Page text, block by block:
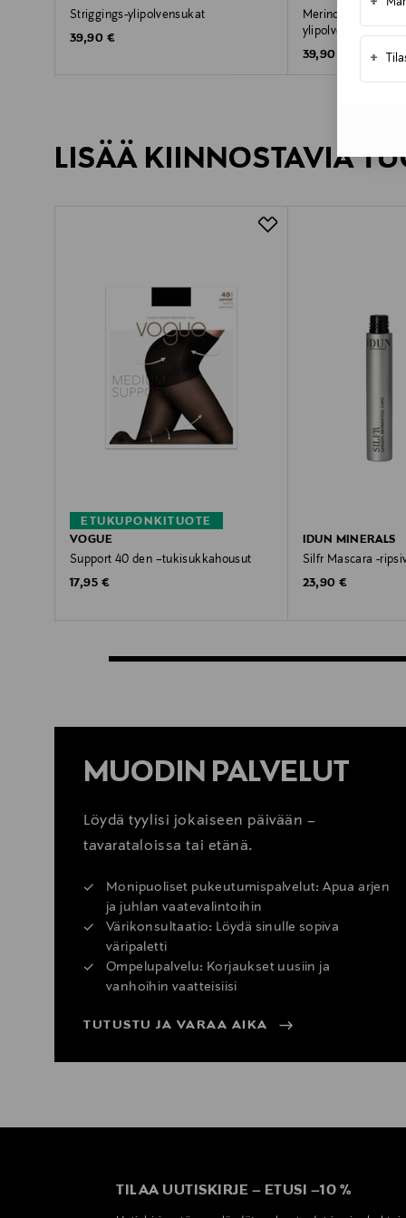
+
Striggings-ylipolvensukat
Original Price
39,90 €
Merino-
ylipolvensukat
Original Price
39,90 €
LISÄÄ KIINNOSTAVIA
ETUKUPONKITUOTE
VOGUE
Support 40 den –tukisukkahousut
Original Price
17,95 €
IDUN MINERALS
Silfr Mascara -
Original Price
23,90 €
MUODIN PALVELUT
Löydä tyylisi jokaiseen päivään –
tavarataloissa tai etänä.
Monipuoliset pukeutumispalvelut: Apua arjen
ja juhlan vaatevalintoihin
Värikonsultaatio: Löydä sinulle sopiva
väripaletti
Ompelupalvelu: Korjaukset uusiin ja
vanhoihin vaatteisiisi
TUTUSTU JA VARAA AIKA
TILAA UUTISKIRJE – ETUSI –10 %